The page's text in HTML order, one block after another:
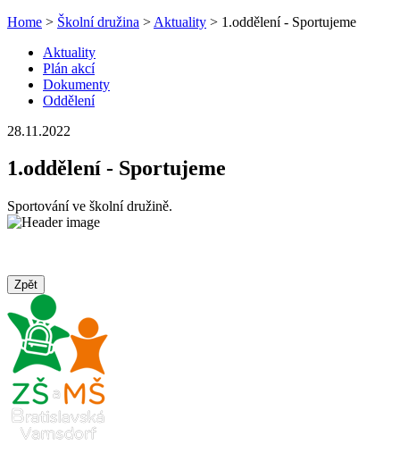
Home > Školní družina > Aktuality > 1.oddělení - Sportujeme
Aktuality
Plán akcí
Dokumenty
Oddělení
28.11.2022
1.oddělení - Sportujeme
Sportování ve školní družině.
Zpět